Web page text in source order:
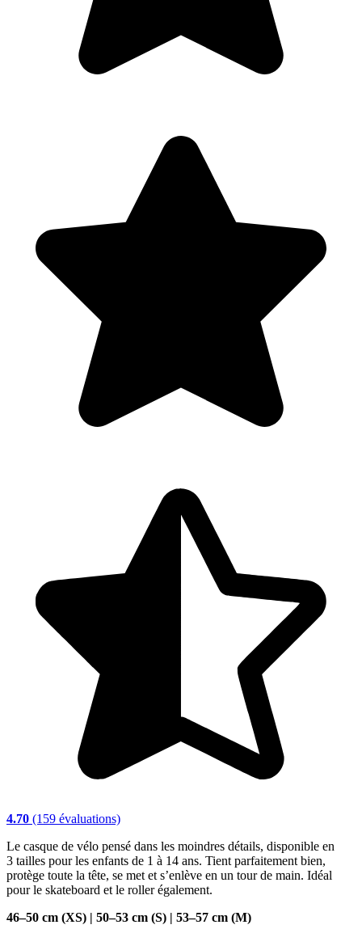
4.70 (159 évaluations)
Le casque de vélo pensé dans les moindres détails, disponible en
3 tailles pour les enfants de 1 à 14 ans. Tient parfaitement bien,
protège toute la tête, se met et s’enlève en un tour de main. Idéal
pour le skateboard et le roller également.
46–50 cm (XS) | 50–53 cm (S) | 53–57 cm (M)